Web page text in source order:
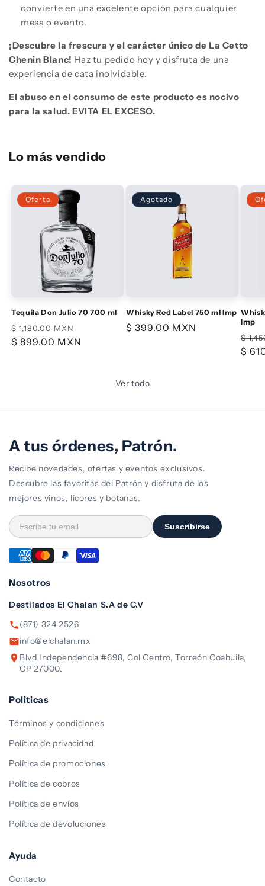
convierte en una excelente opción para cualquier
mesa o evento.
¡Descubre la frescura y el carácter único de La Cetto
Chenin Blanc! Haz tu pedido hoy y disfruta de una
experiencia de cata inolvidable.
El abuso en el consumo de este producto es nocivo
para la salud. EVITA EL EXCESO.
Lo más vendido
Oferta
Tequila Don Julio 70 700 ml
Precio
habitual
$ 1,180.00 MXN
de
$ 899.00 MXN
Agotado
Whisky Red Label 750 ml Imp
Precio
$ 399.00 MXN
Imp
$
$
Ver todo
A tus órdenes, Patrón.
Recibe novedades, ofertas y eventos exclusivos.
Descubre las favoritas del Patrón y disfruta de los
mejores vinos, licores y botanas.
Suscribirse
Nosotros
Destilados El Chalan S.A de C.V
(871) 324 2526
info@elchalan.mx
Blvd Independencia #698, Col Centro, Torreón Coahuila,
CP 27000.
Politicas
Términos y condiciones
Política de privacidad
Política de promociones
Política de cobros
Política de envíos
Política de devoluciones
Ayuda
Contacto